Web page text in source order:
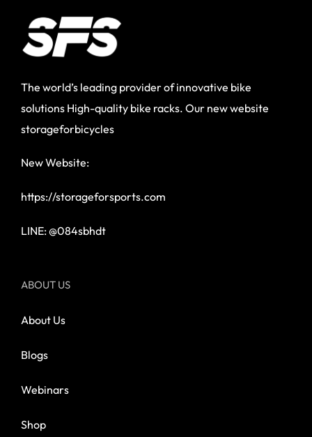
The world’s leading provider of innovative bike
solutions High-quality bike racks. Our new website
storageforbicycles
New Website:
https://storageforsports.com
LINE: @084sbhdt
ABOUT US
About Us
Blogs
Webinars
Shop